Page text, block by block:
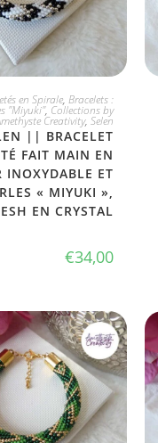
L'ADOPTE
en Spirale, Bracelets :
"Miyuki", Collections by
Creativity, Selen
|| BRACELET
FAIT MAIN EN
INOXYDABLE ET
« MIYUKI »,
EN CRYSTAL
€34,00